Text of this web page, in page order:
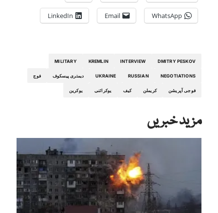
WhatsApp
Email
LinkedIn
DMITRY PESKOV
INTERVIEW
KREMLIN
MILITARY
NEGOTIATIONS
RUSSIAN
UKRAINE دیمتری پیسکوف فوج
فوجی آپریشن کریملن کیف یوکرائنی یوکرین
مزید خبریں